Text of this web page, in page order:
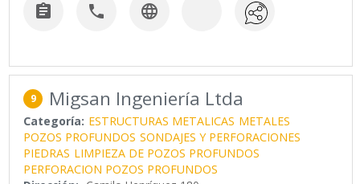
  
9 Migsan Ingeniería Ltda
Categoría: ESTRUCTURAS METALICAS METALES
POZOS PROFUNDOS SONDAJES Y PERFORACIONES
PIEDRAS LIMPIEZA DE POZOS PROFUNDOS
PERFORACION POZOS PROFUNDOS